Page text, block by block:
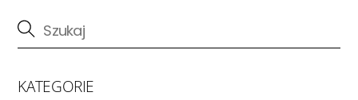
KATEGORIE